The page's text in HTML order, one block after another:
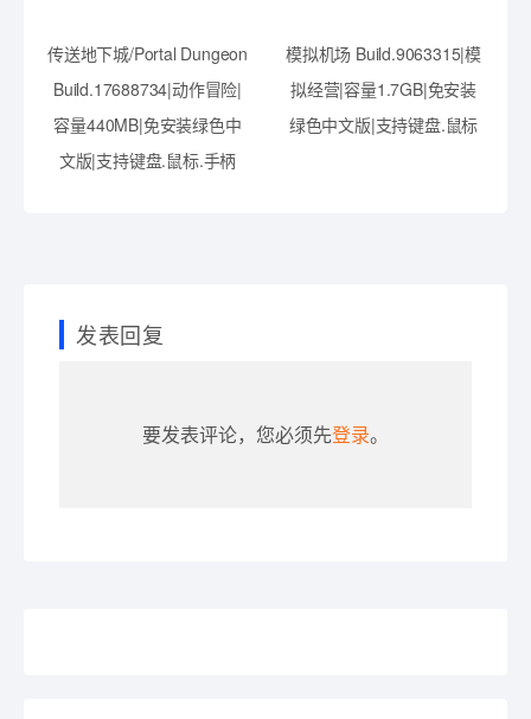
传送地下城/Portal Dungeon
Build.17688734|动作冒险|
容量440MB|免安装绿色中
文版|支持键盘.鼠标.手柄
模拟机场 Build.9063315|模
拟经营|容量1.7GB|免安装
绿色中文版|支持键盘.鼠标
发表回复
要发表评论，您必须先登录。